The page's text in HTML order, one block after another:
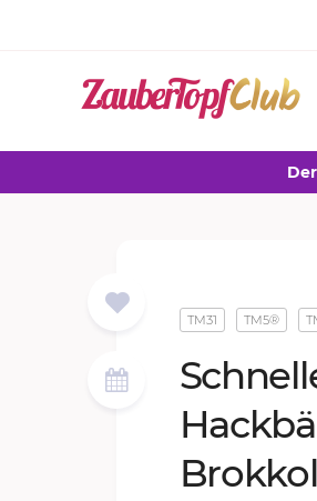
TM31 TM5®